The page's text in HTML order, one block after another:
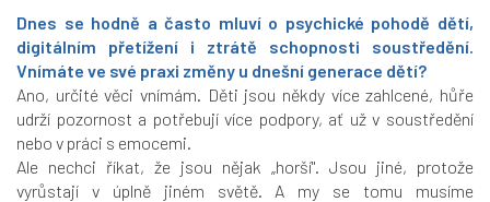
Dnes se hodně a často mluví o psychické pohodě dětí,
digitálním přetížení i ztrátě schopnosti soustředění.
Vnímáte ve své praxi změny u dnešní generace dětí?
Ano, určité věci vnímám. Děti jsou někdy více zahlcené, hůře
udrží pozornost a potřebují více podpory, ať už v soustředění
nebo v práci s emocemi.
Ale nechci říkat, že jsou nějak „horší". Jsou jiné, protože
vyrůstají v úplně jiném světě. A my se tomu musíme